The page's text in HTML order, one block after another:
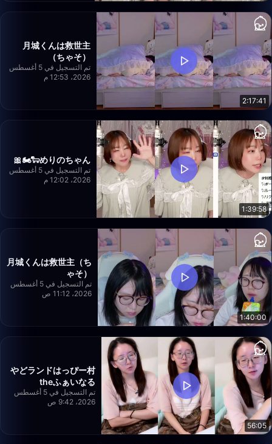
2:17:41
月城くんは救世主
（ちゃそ）
تم التسجيل في 5 أغسطس
2026، 12:53 م
1:39:58
めりのちゃん🐑🏍️🎀
تم التسجيل في 5 أغسطس
2026، 12:02 م
1:40:00
月城くんは救世主（ち
ゃそ）
تم التسجيل في 5 أغسطس
2026، 11:12 ص
56:05
やどランドはっぴー村
theふぁいなる
تم التسجيل في 5 أغسطس
2026، 9:42 ص